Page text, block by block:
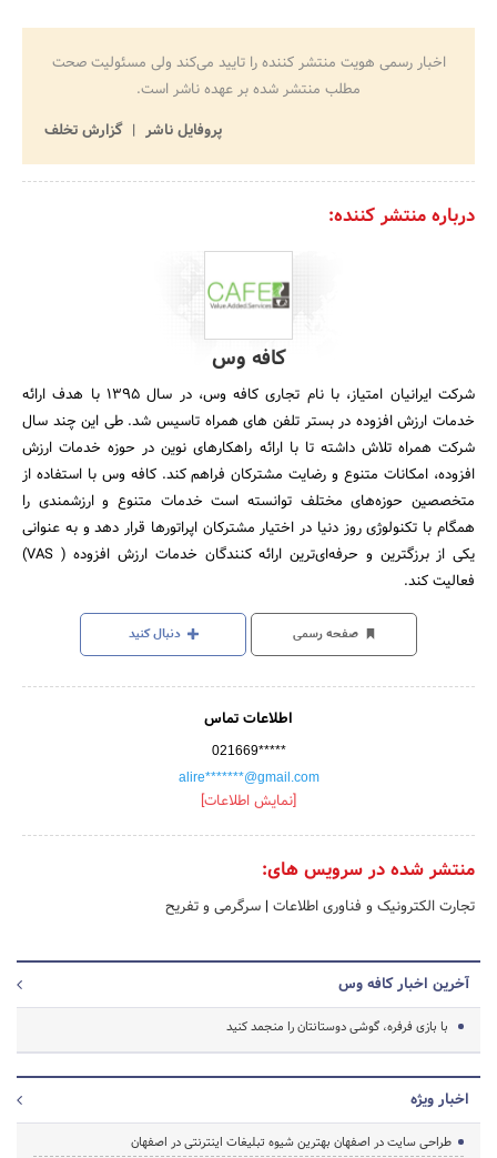
اخبار رسمی هویت منتشر کننده را تایید می‌کند ولی مسئولیت صحت
مطلب منتشر شده بر عهده ناشر است.
پروفایل ناشر
گزارش تخلف
درباره منتشر کننده:
کافه وس
شرکت ایرانیان امتیاز، با نام تجاری کافه وس، در سال 1395 با هدف ارائه
خدمات ارزش افزوده در بستر تلفن های همراه تاسیس شد. طی این چند سال
شرکت همراه تلاش داشته تا با ارائه راهکارهای نوین در حوزه خدمات ارزش
افزوده، امکانات متنوع و رضایت مشترکان فراهم کند. کافه وس با استفاده از
متخصصین حوزه‌های مختلف توانسته است خدمات متنوع و ارزشمندی را
همگام با تکنولوژی روز دنیا در اختیار مشترکان اپراتورها قرار دهد و به عنوانی
یکی از برزگترین و حرفه‌ای‌ترین ارائه کنندگان خدمات ارزش افزوده ( VAS)
فعالیت کند.
صفحه رسمی دنبال کنید
اطلاعات تماس
021669*****
alire*******@gmail.com
[نمایش اطلاعات]
منتشر شده در سرویس های:
تجارت الکترونیک و فناوری اطلاعات | سرگرمی و تفریح
آخرین اخبار کافه وس
با بازی فرفره، گوشی دوستانتان را منجمد کنید
اخبار ویژه
طراحی سایت در اصفهان بهترین شیوه تبلیغات اینترنتی در اصفهان